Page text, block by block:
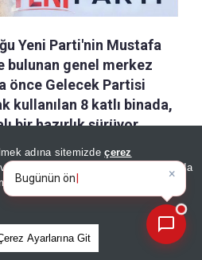
adına sitemizdeçerez
KVKK ve GDPR kapsamında
içinAydınlatma Metnimizi
Ayarlarına Git
Yeni Parti'nin Mustafa
bulunan genel merkez
önce Gelecek Partisi
kullanılan 8 katlı binada,
bir hazırlık sürüyor.
Dinle
iç mekanlarında hem de
devam eden tadilat
×
Bugünün öne çıkan manşetleri
ve gelişmeleri neler?